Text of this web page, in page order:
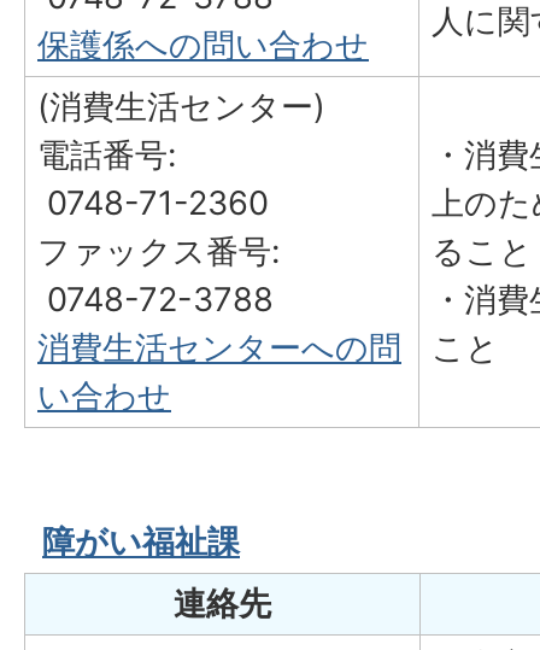
保護係への問い合わせ
人に
(消費生活センター)
電話番号:
0748-71-2360
ファックス番号:
0748-72-3788
消費生活センターへの問
い合わせ
・消
上の
ること
・消
こと
障がい福祉課
連絡先